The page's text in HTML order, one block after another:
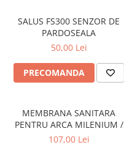
SALUS FS300 SENZOR DE
PARDOSEALA
50,00 Lei
PRECOMANDA
MEMBRANA SANITARA
PENTRU ARCA MILENIUM /
POCKET I - MEM0101P1
107,00 Lei